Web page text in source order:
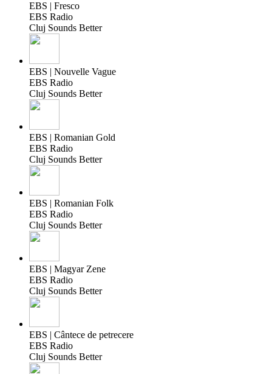
EBS | Fresco
EBS Radio
Cluj Sounds Better
EBS | Nouvelle Vague
EBS Radio
Cluj Sounds Better
EBS | Romanian Gold
EBS Radio
Cluj Sounds Better
EBS | Romanian Folk
EBS Radio
Cluj Sounds Better
EBS | Magyar Zene
EBS Radio
Cluj Sounds Better
EBS | Cântece de petrecere
EBS Radio
Cluj Sounds Better